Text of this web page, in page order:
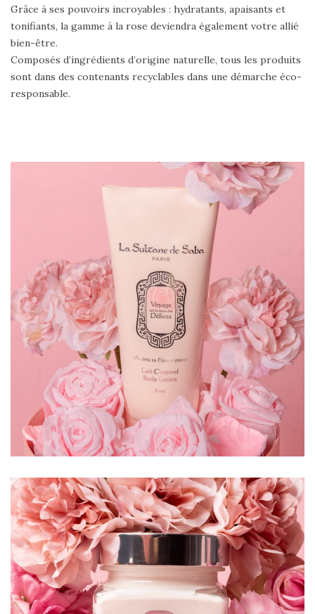
Grâce à ses pouvoirs incroyables : hydratants, apaisants et
tonifiants, la gamme à la rose deviendra également votre allié
bien-être.
Composés d’ingrédients d’origine naturelle, tous les produits
sont dans des contenants recyclables dans une démarche éco-
responsable.